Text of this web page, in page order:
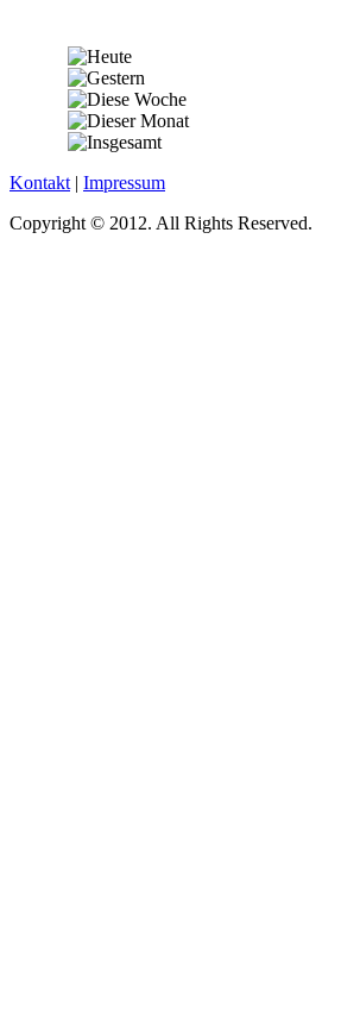
Kontakt | Impressum
Copyright © 2012. All Rights Reserved.